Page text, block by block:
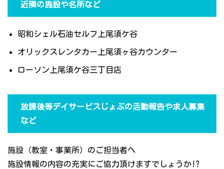
近隣の施設や名所など
昭和シェル石油セルフ上尾須ケ谷
オリックスレンタカー上尾須ヶ谷カウンター
ローソン上尾須ケ谷三丁目店
放課後等デイサービスじょぶの活動報告や求人募集
など
施設（教室・事業所）のご担当者へ
施設情報の内容の充実にご協力頂けますでしょうか!?